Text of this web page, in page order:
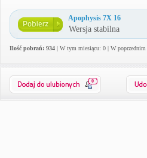
Apophysis 7X 16
Wersja stabilna
Ilość pobrań: 934 | W tym miesiącu: 0 | W poprzednim
0